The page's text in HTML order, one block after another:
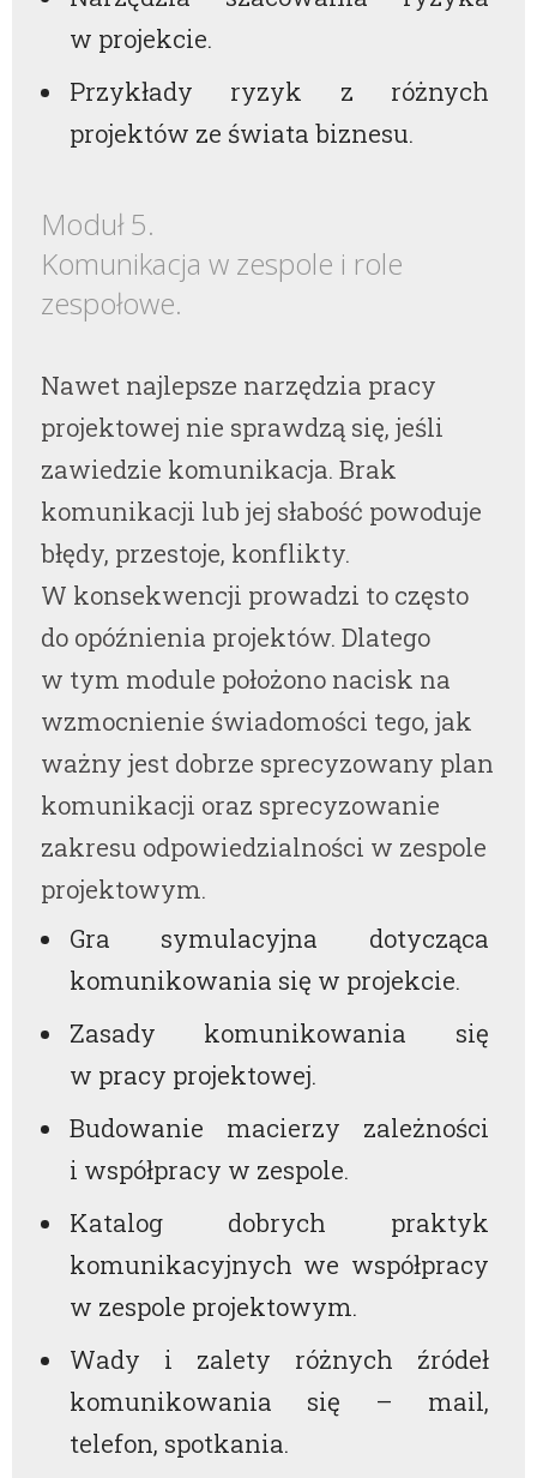
w projekcie.
Przykłady ryzyk z różnych
projektów ze świata biznesu.
Moduł 5.
Komunikacja w zespole i role
zespołowe.
Nawet najlepsze narzędzia pracy
projektowej nie sprawdzą się, jeśli
zawiedzie komunikacja. Brak
komunikacji lub jej słabość powoduje
błędy, przestoje, konflikty.
W konsekwencji prowadzi to często
do opóźnienia projektów. Dlatego
w tym module położono nacisk na
wzmocnienie świadomości tego, jak
ważny jest dobrze sprecyzowany plan
komunikacji oraz sprecyzowanie
zakresu odpowiedzialności w zespole
projektowym.
Gra symulacyjna dotycząca
komunikowania się w projekcie.
Zasady komunikowania się
w pracy projektowej.
Budowanie macierzy zależności
i współpracy w zespole.
Katalog dobrych praktyk
komunikacyjnych we współpracy
w zespole projektowym.
Wady i zalety różnych źródeł
komunikowania się – mail,
telefon, spotkania.